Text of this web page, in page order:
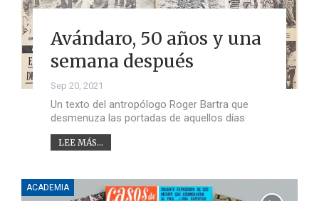
Avándaro, 50 años y una
semana después
Sep 20, 2021
Un texto del antropólogo Roger Bartra que
desmenuza las portadas de aquellos días
LEE MÁS...
ACADEMIA